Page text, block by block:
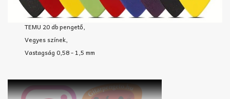
TEMU 20 db pengető,
Vegyes színek,
Vastagság 0,58 - 1,5 mm